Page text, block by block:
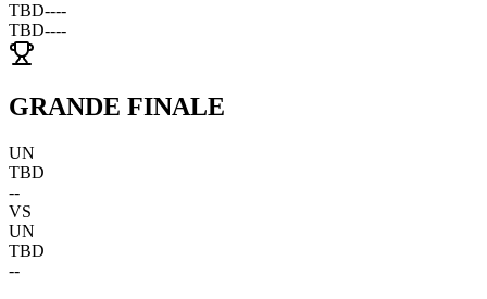
TBD----
TBD----
GRANDE FINALE
UN
TBD
--
VS
UN
TBD
--